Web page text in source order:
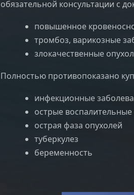
обязательной консультации с
повышенное
тромбоз, варикозные
злокачественные
Полностью противопоказано
инфекционные
острые
острая фаза опухолей
туберкулез
беременность